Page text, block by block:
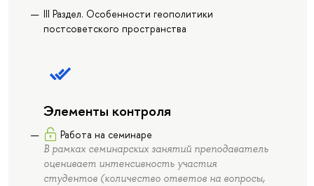
III Раздел. Особенности геополитики
постсоветского пространства
Элементы контроля
Работа на семинаре
В рамках семинарских занятий преподаватель
оценивает интенсивность участия
студентов (количество ответов на вопросы,